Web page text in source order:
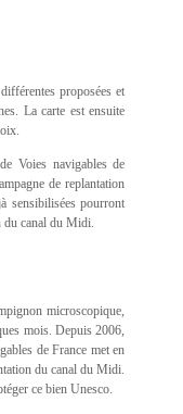
proposées et
La carte est ensuite
Voies navigables de
de replantation
sensibilisées pourront
du canal du Midi.
microscopique,
mois. Depuis 2006,
de France met en
du canal du Midi.
ce bien Unesco.